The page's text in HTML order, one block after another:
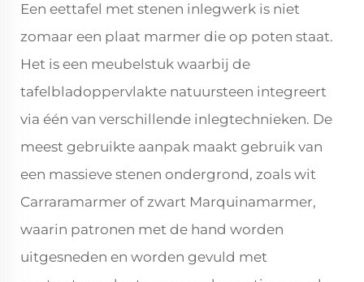
Een eettafel met stenen inlegwerk is niet
zomaar een plaat marmer die op poten staat.
Het is een meubelstuk waarbij de
tafelbladoppervlakte natuursteen integreert
via één van verschillende inlegtechnieken. De
meest gebruikte aanpak maakt gebruik van
een massieve stenen ondergrond, zoals wit
Carraramarmer of zwart Marquinamarmer,
waarin patronen met de hand worden
uitgesneden en worden gevuld met